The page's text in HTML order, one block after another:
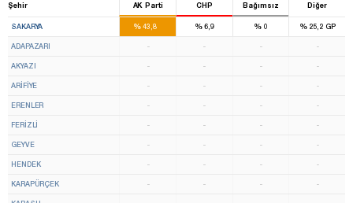
Şehir AK Parti CHP Bağımsız Diğer
SAKARYA %43,8
6
%6,9 % 0 %25,2 GP
ADAPAZARI - - - -
AKYAZI - - - -
ARİFİYE - - - -
ERENLER - - - -
FERİZLİ - - - -
GEYVE - - - -
HENDEK - - - -
KARAPÜRÇEK - - - -